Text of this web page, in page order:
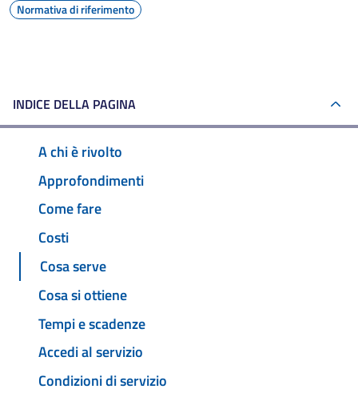
Normativa di riferimento
INDICE DELLA PAGINA
A chi è rivolto
Approfondimenti
Come fare
Costi
Cosa serve
Cosa si ottiene
Tempi e scadenze
Accedi al servizio
Condizioni di servizio